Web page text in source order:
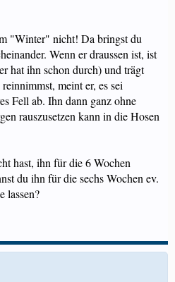
"Winter" nicht! Da bringst du
Wenn er draussen ist, ist
hat ihn schon durch) und trägt
meint er, es sei
Fell ab. Ihn dann ganz ohne
rauszusetzen kann in die Hosen
hast, ihn für die 6 Wochen
du ihn für die sechs Wochen ev.
lassen?